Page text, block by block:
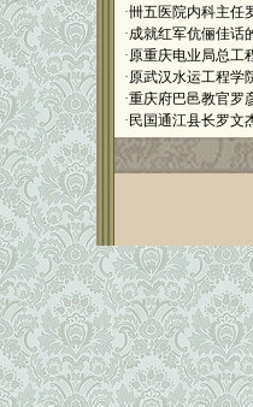
·卌五医院内科主任
·成就红军伉俪佳话
·原重庆电业局总工
·原武汉水运工程学
·重庆府巴邑教官罗
· 民国通江县长罗文